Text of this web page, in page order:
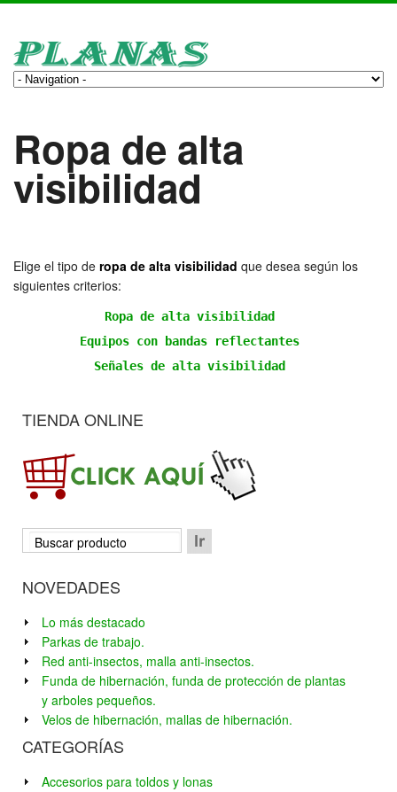
Ropa de alta
visibilidad
Elige el tipo de ropa de alta visibilidad que desea según los
siguientes criterios:
Ropa de alta visibilidad
Equipos con bandas reflectantes
Señales de alta visibilidad
TIENDA ONLINE
NOVEDADES
Lo más destacado
Parkas de trabajo.
Red anti-insectos, malla anti-insectos.
Funda de hibernación, funda de protección de plantas
y arboles pequeños.
Velos de hibernación, mallas de hibernación.
CATEGORÍAS
Accesorios para toldos y lonas